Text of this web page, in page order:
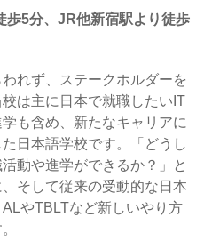
歩5分、JR他新宿駅より徒歩
れず、ステークホルダーを
は主に日本で就職したいIT
も含め、新たなキャリアに
日本語学校です。「どうし
動や進学ができるか？」と
そして従来の受動的な日本
やTBLTなど新しいやり方